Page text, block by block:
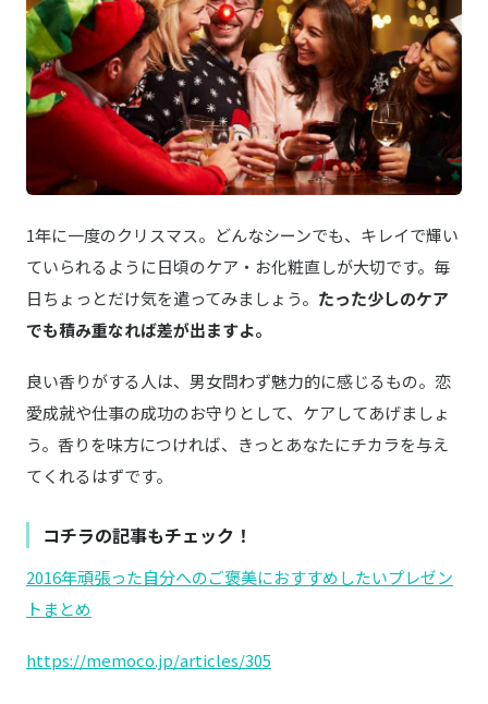
1年に一度のクリスマス。どんなシーンでも、キレイで輝い
ていられるように日頃のケア・お化粧直しが大切です。毎
日ちょっとだけ気を遣ってみましょう。 たった少しのケア
でも積み重なれば差が出ますよ。
良い香りがする人は、男女問わず魅力的に感じるもの。恋
愛成就や仕事の成功のお守りとして、ケアしてあげましょ
う。香りを味方につければ、きっとあなたにチカラを与え
てくれるはずです。
コチラの記事もチェック！
2016年頑張った自分へのご褒美におすすめしたいプレゼン
トまとめ
https://memoco.jp/articles/305